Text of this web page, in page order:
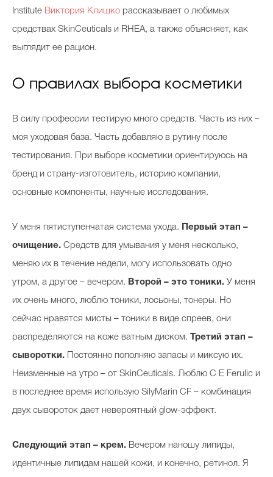
Полиция красоты
Хит недели от визажиста
Celebrity дня
Фотоальбом
Beauty- битвы
Тесты
Institute Виктория Клишко рассказывает о любимых
средствах SkinСeuticals и RHEA, а также объясняет, как
выглядит ее рацион.
О правилах выбора косметики
В силу профессии тестирую много средств. Часть из них –
моя уходовая база. Часть добавляю в рутину после
тестирования. При выборе косметики ориентируюсь на
бренд и страну-изготовитель, историю компании,
основные компоненты, научные исследования.
У меня пятиступенчатая система ухода. Первый этап –
очищение. Средств для умывания у меня несколько,
меняю их в течение недели, могу использовать одно
утром, а другое – вечером. Второй – это тоники. У меня
их очень много, люблю тоники, лосьоны, тонеры. Но
сейчас нравятся мисты – тоники в виде спреев, они
распределяются на коже ватным диском. Третий этап –
сыворотки. Постоянно пополняю запасы и миксую их.
Неизменные на утро – от SkinСeuticals. Люблю C E Ferulic и
в последнее время использую SilyMarin CF – комбинация
двух сывороток дает невероятный glow-эффект.
Следующий этап – крем. Вечером наношу липиды,
идентичные липидам нашей кожи, и конечно, ретинол. Я